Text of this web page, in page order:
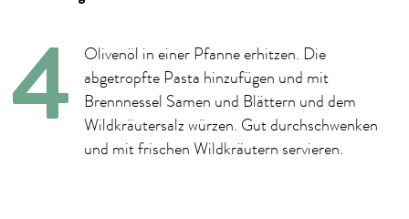
Olivenöl in einer Pfanne erhitzen. Die
abgetropfte Pasta hinzufügen und mit
Brennnessel Samen und Blättern und dem
Wildkräutersalz würzen. Gut durchschwenken
und mit frischen Wildkräutern servieren.